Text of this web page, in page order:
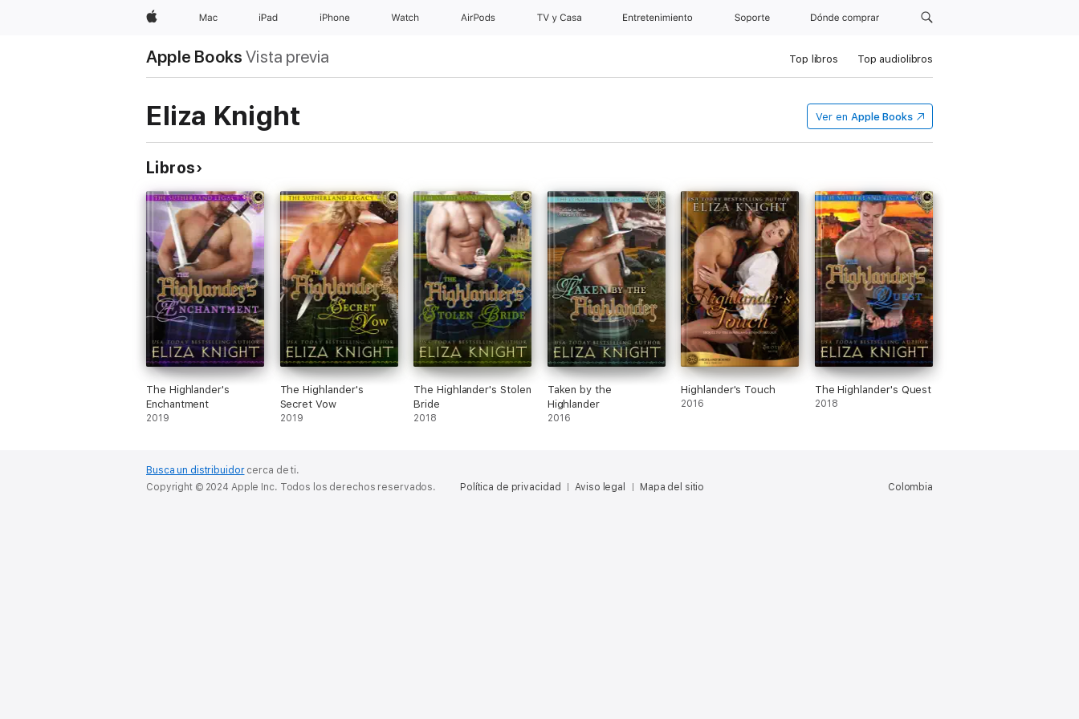
Apple Mac iPad iPhone Watch AirPods TV y Casa Entretenimiento Soporte Dónde comprar
Apple Books Vista previa Top libros Top audiolibros
Eliza Knight Ver en Apple Books
Libros
The Highlander's
Enchantment
2019
The Highlander's
Secret Vow
2019
The Highlander's Stolen
Bride
2018
Taken by the
Highlander
2016
Highlander's Touch
2016
The Highlander's Quest
2018
Busca un distribuidorcerca de ti.
Colombia
Copyright © 2024 Apple Inc. Todos los derechos reservados. Política de privacidad Aviso legal Mapa del sitio